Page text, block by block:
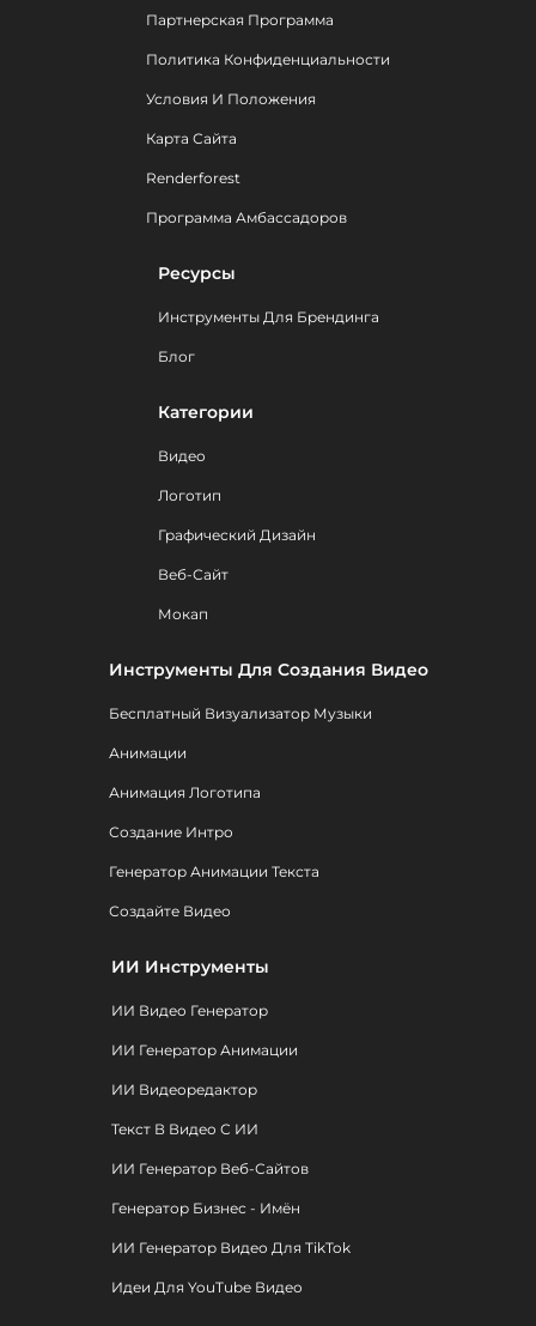
Партнерская Программа
Политика Конфиденциальности
Условия И Положения
Карта Сайта
Renderforest
Программа Амбассадоров
Ресурсы
Инструменты Для Брендинга
Блог
Категории
Видео
Логотип
Графический Дизайн
Веб-Сайт
Мокап
Инструменты Для Создания Видео
Бесплатный Визуализатор Музыки
Анимации
Анимация Логотипа
Создание Интро
Генератор Анимации Текста
Создайте Видео
ИИ Инструменты
ИИ Видео Генератор
ИИ Генератор Анимации
ИИ Видеоредактор
Текст В Видео С ИИ
ИИ Генератор Веб-Сайтов
Генератор Бизнес - Имён
ИИ Генератор Видео Для TikTok
Идеи Для YouTube Видео